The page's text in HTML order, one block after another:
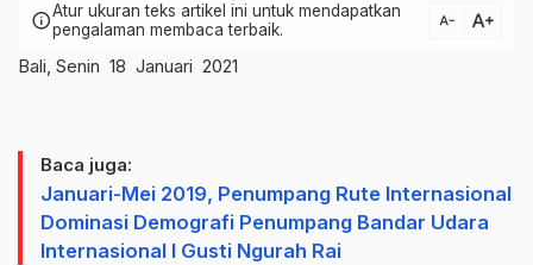
infoAtur ukuran teks artikel ini untuk mendapatkan
pengalaman membaca terbaik.
text_decrease text_increase
Bali, Senin 18 Januari 2021
Baca juga:
Januari-Mei 2019, Penumpang Rute Internasional
Dominasi Demografi Penumpang Bandar Udara
Internasional I Gusti Ngurah Rai